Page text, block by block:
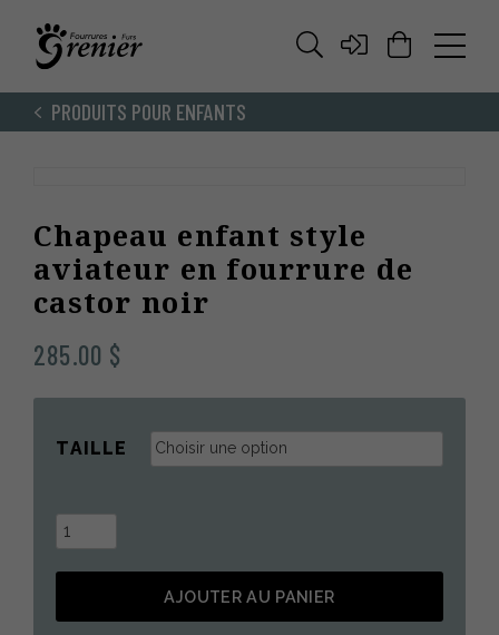
PRODUITS POUR ENFANTS
Chapeau enfant style
aviateur en fourrure de
castor noir
285.00 $
TAILLE
quantité
de
Chapeau
AJOUTER AU PANIER